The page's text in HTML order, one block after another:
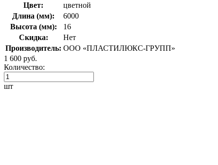
Цвет:
цветной
Длина (мм):
6000
Высота (мм):
16
Скидка:
Нет
Производитель: ООО «ПЛАСТИЛЮКС-ГРУПП»
1 600 руб.
Количество:
шт